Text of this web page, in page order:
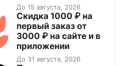
До 15 августа, 2026
Скидка 1000 ₽ на
первый заказ от
3000 ₽ на сайте и в
приложении
До 31 августа, 2026